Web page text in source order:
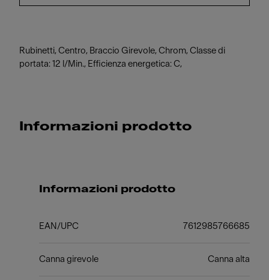
Rubinetti, Centro, Braccio Girevole, Chrom, Classe di
portata: 12 l/Min., Efficienza energetica: C,
Informazioni prodotto
Informazioni prodotto
EAN/UPC 7612985766685
Canna girevole Canna alta